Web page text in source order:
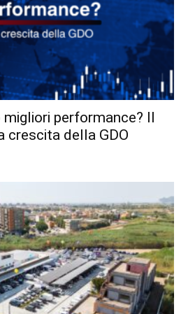
performance? Il
crescita della GDO